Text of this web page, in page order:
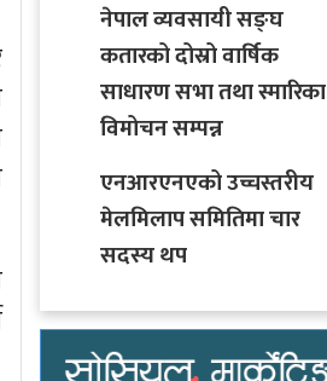
नेपाल व्यवसायी सङ्घ
कतारको दोस्रो वार्षिक
साधारण सभा तथा स्मारिका
विमोचन सम्पन्न
एनआरएनएको उच्चस्तरीय
मेलमिलाप समितिमा चार
सदस्य थप